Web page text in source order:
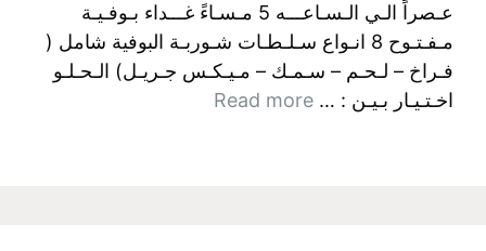
عـصراً الـي الـسـاعـــه 5 مـسـاءً غـــداء بـوفـيـة
مـفـتـوح 8 انـواع سـلـطـات شـوربـة البوفية شامل (
فـراخ – لـحـم – سـمـك – مـيـكـس جـريـل) الـحـلـو
اخـتـيـار بـيـن : … Read more